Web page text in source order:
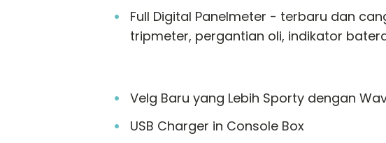
Full Digital Panelmeter - terbaru dan
tripmeter, pergantian oli, indikator
Velg Baru yang Lebih Sporty dengan
USB Charger in Console Box